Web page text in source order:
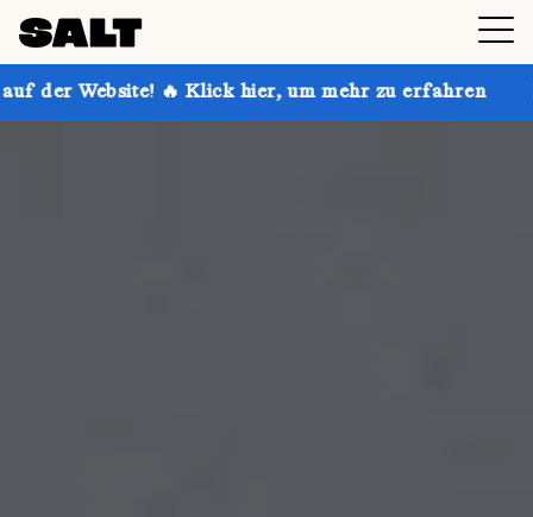
Klick hier, um mehr zu erfahren Hol dir bis zu 30